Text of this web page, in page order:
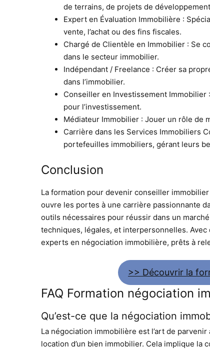
de terrains, de projets de
Expert en Évaluation Immobilière :
vente, l’achat ou des fins fiscales.
Chargé de Clientèle en Immobilier : Se
dans le secteur immobilier.
Indépendant / Freelance : Créer sa
dans l’immobilier.
Conseiller en Investissement
pour l’investissement.
Médiateur Immobilier : Jouer un rôle de
Carrière dans les Services Immobiliers
portefeuilles immobiliers, gérant leurs
Conclusion
La formation pour devenir conseiller
ouvre les portes à une carrière passionnante
outils nécessaires pour réussir dans un
techniques, légales, et interpersonnelles.
experts en négociation immobilière, prêts à
>> Découvrir la
FAQ Formation négociation
Qu’est-ce que la négociation
La négociation immobilière est l’art de
location d’un bien immobilier. Cela implique la